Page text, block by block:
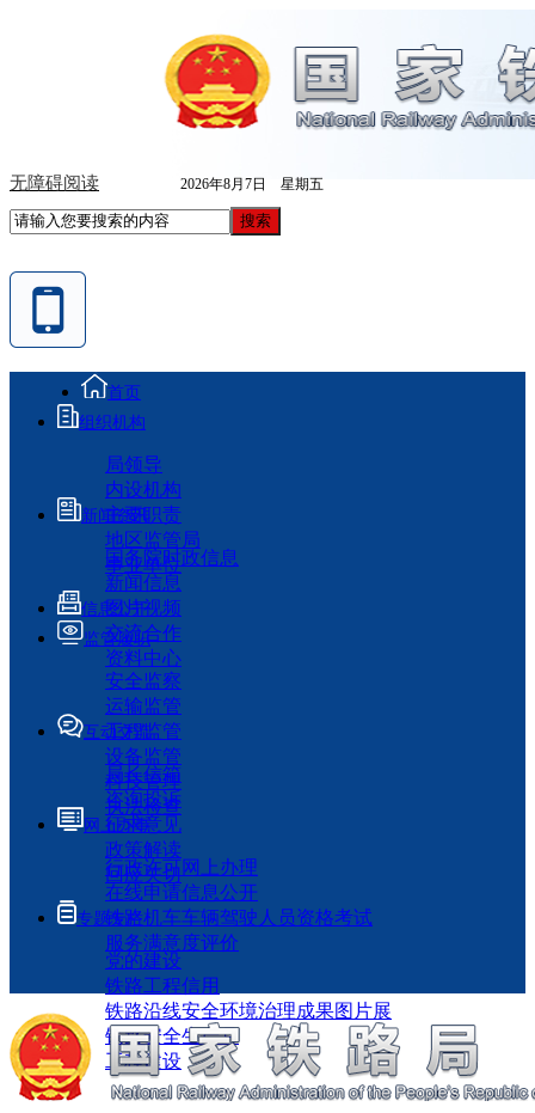
无障碍阅读 2026年8月7日 星期五
首页
组织机构
局领导
内设机构
主要职责
地区监管局
事业单位
新闻资讯
国务院时政信息
新闻信息
图片视频
交流合作
资料中心
信息公开
监管履职
安全监察
运输监管
工程监管
设备监管
科技管理
执法检查
互动交流
局长信箱
咨询投诉
征求意见
政策解读
回应关切
网上办事
行政许可网上办理
在线申请信息公开
铁路机车车辆驾驶人员资格考试
服务满意度评价
专题专栏
党的建设
铁路工程信用
铁路沿线安全环境治理成果图片展
铁路安全生产月
工程建设